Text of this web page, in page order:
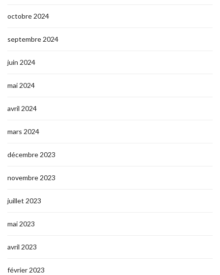
octobre 2024
septembre 2024
juin 2024
mai 2024
avril 2024
mars 2024
décembre 2023
novembre 2023
juillet 2023
mai 2023
avril 2023
février 2023